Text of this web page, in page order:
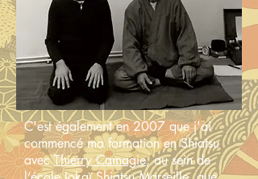
C'est également en 2007 que j'ai
commencé ma formation en Shiatsu
avecThierry Camagie, au sein de